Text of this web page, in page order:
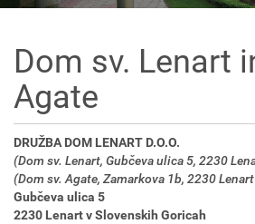
i
u
s
Dom sv. Lenart
Agate
DRUŽBA DOM LENART D.O.O.
(Dom sv. Lenart, Gubčeva ulica 5, 2230
(Dom sv. Agate, Zamarkova 1b, 2230
Gubčeva ulica 5
2230 Lenart v Slovenskih Goricah